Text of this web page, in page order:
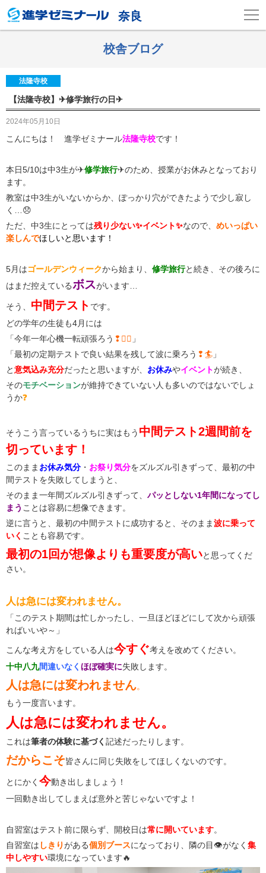
奈良
校舎ブログ
法隆寺校
【法隆寺校】✈修学旅行の日✈
2024年05月10日
こんにちは！ 進学ゼミナール法隆寺校です！
本日5/10は中3生が✈修学旅行✈のため、授業がお休みとなっており
ます。
教室は中3生がいないからか、ぽっかり穴ができたようで少し寂し
く…😞
ただ、中3生にとっては残り少ない✨イベント✨なので、 めいっぱい
楽しんでほしいと思います！
5月はゴールデンウィークから始まり、 修学旅行と続き、その後ろに
はまだ控えているボスがいます…
そう、 中間テスト です。
どの学年の生徒も4月には
「今年一年心機一転頑張ろう ❢🤸‍♂️ 」
「最初の定期テストで良い結果を残して波に乗ろう ❢🏄 」
と意気込み充分だったと思いますが、 お休みやイベントが続き、
そのモチベーションが維持できていない人も多いのではないでしょ
うか❓
そうこう言っているうちに実はもう 中間テスト2週間前を
切っています！
このまま お休み気分・ お祭り気分をズルズル引きずって、最初の中
間テストを失敗してしまうと、
そのまま一年間ズルズル引きずって、 パッとしない1年間になってし
まう ことは容易に想像できます。
逆に言うと、最初の中間テストに成功すると、そのまま波に乗って
いく ことも容易です。
最初の1回が想像よりも重要度が高いと思ってくだ
さい。
人は急には変われません。
「このテスト期間は忙しかったし、一旦ほどほどにして次から頑張
ればいいや～」
こんな考え方をしている人は今すぐ考えを改めてください。
十中八九間違いなく ほぼ確実に失敗します。
人は急には変われません。
もう一度言います。
人は急には変われません。
これは筆者の体験に基づく 記述だったりします。
だからこそ皆さんに同じ失敗をしてほしくないのです。
とにかく 今動き出しましょう！
一回動き出してしまえば意外と苦じゃないですよ！
自習室はテスト前に限らず、開校日は常に開いています。
自習室は しきりがある個別ブースになっており、隣の目👁がなく 集
中しやすい環境になっています🔥